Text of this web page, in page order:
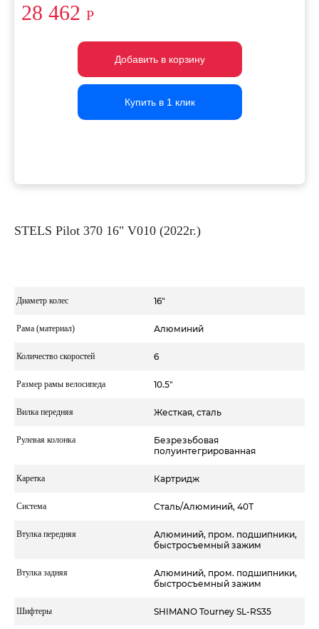
28 462 Р
Добавить в корзину
Добавить в корзину
Добавить в корзину
Купить в 1 клик
Купить в 1 клик
Купить в 1 клик
STELS Pilot 370 16" V010 (2022г.)
Диаметр колес 16"
Рама (материал) Алюминий
Количество скоростей 6
Размер рамы велосипеда 10.5"
Вилка передняя Жесткая, сталь
Рулевая колонка
Безрезьбовая
полуинтегрированная
Каретка Картридж
Система Сталь/Алюминий, 40Т
Втулка передняя
Алюминий, пром. подшипники,
быстросъемный зажим
Втулка задняя
Алюминий, пром. подшипники,
быстросъемный зажим
Шифтеры SHIMANO Tourney SL-RS35